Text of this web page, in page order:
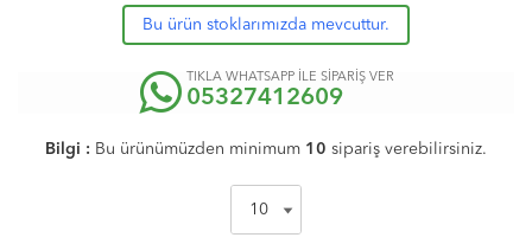
Bu ürün stoklarımızda mevcuttur.
TIKLA WHATSAPP İLE SİPARİŞ VER
05327412609
Bilgi : Bu ürünümüzden minimum 10 sipariş verebilirsiniz.